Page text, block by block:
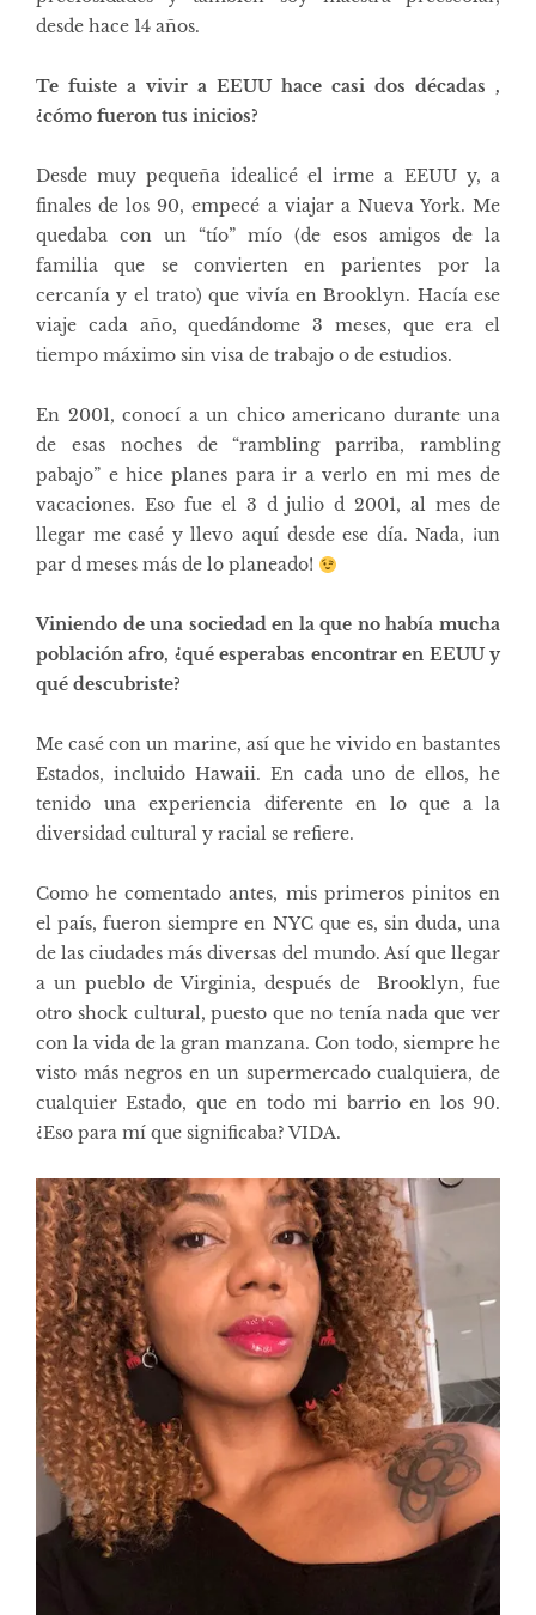
desde hace 14 años.
Te fuiste a vivir a EEUU hace casi dos décadas ,
¿cómo fueron tus inicios?
Desde muy pequeña idealicé el irme a EEUU y, a
finales de los 90, empecé a viajar a Nueva York. Me
quedaba con un “tío” mío (de esos amigos de la
familia que se convierten en parientes por la
cercanía y el trato) que vivía en Brooklyn. Hacía ese
viaje cada año, quedándome 3 meses, que era el
tiempo máximo sin visa de trabajo o de estudios.
En 2001, conocí a un chico americano durante una
de esas noches de “rambling parriba, rambling
pabajo” e hice planes para ir a verlo en mi mes de
vacaciones. Eso fue el 3 d julio d 2001, al mes de
llegar me casé y llevo aquí desde ese día. Nada, ¡un
par d meses más de lo planeado!
Viniendo de una sociedad en la que no había mucha
población afro, ¿qué esperabas encontrar en EEUU y
qué descubriste?
Me casé con un marine, así que he vivido en bastantes
Estados, incluido Hawaii. En cada uno de ellos, he
tenido una experiencia diferente en lo que a la
diversidad cultural y racial se refiere.
Como he comentado antes, mis primeros pinitos en
el país, fueron siempre en NYC que es, sin duda, una
de las ciudades más diversas del mundo. Así que llegar
a un pueblo de Virginia, después de Brooklyn, fue
otro shock cultural, puesto que no tenía nada que ver
con la vida de la gran manzana. Con todo, siempre he
visto más negros en un supermercado cualquiera, de
cualquier Estado, que en todo mi barrio en los 90.
¿Eso para mí que significaba? VIDA.